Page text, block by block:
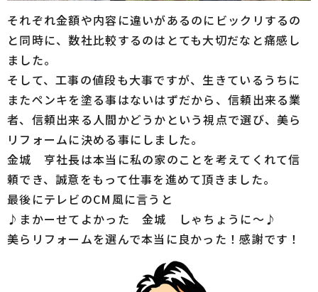
それぞれ金額や内容に違いがあるのにビックリするの
と同時に、数社比較するのはとても大切だなと痛感し
ました。
そして、工事の値段も大事ですが、生きているうちに
またペンキを塗る事はないはずだから、信頼出来る業
者、信頼出来る人間かどうかという視点で選び、美ら
リフォームに決める事にしました。
金城 亨社長は本当に私の家のことを考えてくれて信
頼でき、誠意をもって仕事を進めて頂きました。
最後にテレビのCM風に言うと
♪まかーせてよかった 金城 しゃちょうに～♪
美らリフォームを選んで本当に良かった！感謝です！